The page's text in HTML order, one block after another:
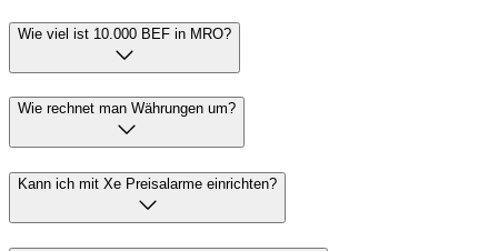
Wie viel ist 10.000 BEF in MRO?
Wie rechnet man Währungen um?
Kann ich mit Xe Preisalarme einrichten?